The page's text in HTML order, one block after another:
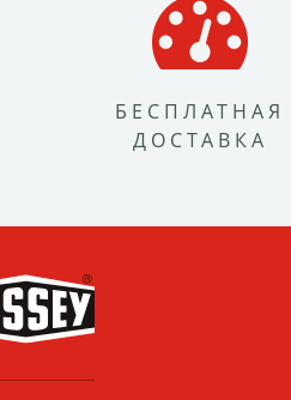
БЕСПЛАТНАЯ
ДОСТАВКА